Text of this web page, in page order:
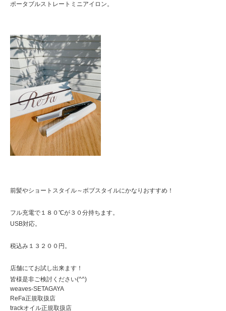
ポータブルストレートミニアイロン。
前髪やショートスタイル～ボブスタイルにかなりおすすめ！
フル充電で１８０℃が３０分持ちます。
USB対応。
税込み１３２００円。
店舗にてお試し出来ます！
皆様是非ご検討ください(^^)
weaves-SETAGAYA
ReFa正規取扱店
trackオイル正規取扱店